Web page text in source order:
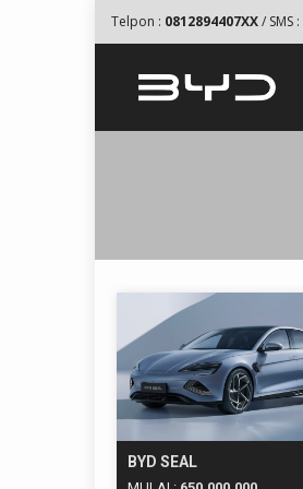
Telpon : 0812894407XX/ SMS :
BYD SEAL